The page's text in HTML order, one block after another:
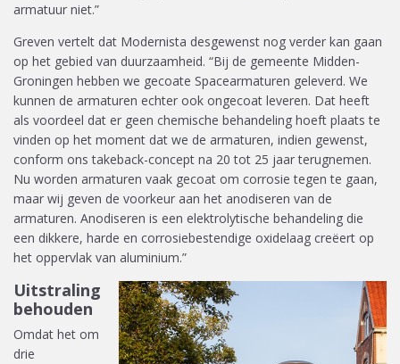
armatuur niet.”
Greven vertelt dat Modernista desgewenst nog verder kan gaan
op het gebied van duurzaamheid. “Bij de gemeente Midden-
Groningen hebben we gecoate Spacearmaturen geleverd. We
kunnen de armaturen echter ook ongecoat leveren. Dat heeft
als voordeel dat er geen chemische behandeling hoeft plaats te
vinden op het moment dat we de armaturen, indien gewenst,
conform ons takeback-concept na 20 tot 25 jaar terugnemen.
Nu worden armaturen vaak gecoat om corrosie tegen te gaan,
maar wij geven de voorkeur aan het anodiseren van de
armaturen. Anodiseren is een elektrolytische behandeling die
een dikkere, harde en corrosiebestendige oxidelaag creëert op
het oppervlak van aluminium.”
Uitstraling
behouden
Omdat het om
drie